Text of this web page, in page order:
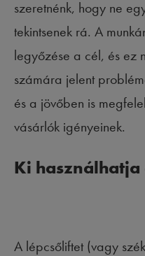
szeretnénk, hogy ne
tekintsenek rá. A
legyőzése a cél, és ez
számára jelent
és a jövőben is
vásárlók igényeinek.
Ki
A lépcsőliftet (vagy